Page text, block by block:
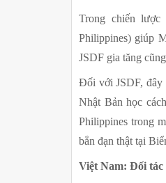
Trong chiến
Philippines) giúp
JSDF gia tăng
Đối với JSDF, đây
Nhật Bản học
Philippines trong
bắn đạn thật tại
Việt Nam: Đối tác